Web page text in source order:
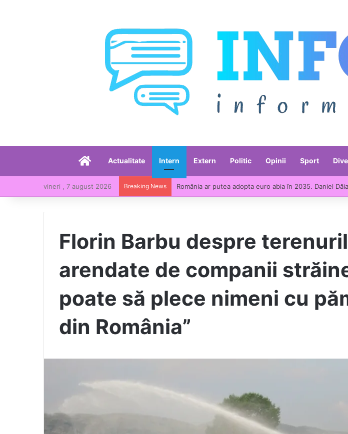
AcasăActualitate Intern Extern Politic Opinii Sport
vineri , 7 august 2026 Breaking News România, printre liderii UE la scumpirile din industrie.
Florin Barbu despre
arendate de companii
poate să plece nimeni cu
din România”